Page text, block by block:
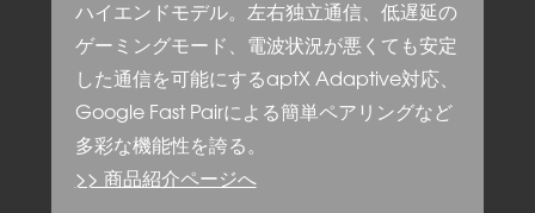
ハイエンドモデル。左右独立通信、低遅延の
ゲーミングモード、電波状況が悪くても安定
した通信を可能にするaptX Adaptive対応、
Google Fast Pairによる簡単ペアリングなど
多彩な機能性を誇る。
>> 商品紹介ページへ